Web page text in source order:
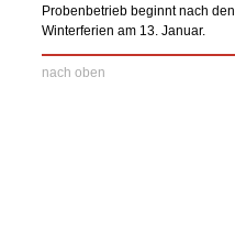
Probenbetrieb beginnt nach den
Winterferien am 13. Januar.
nach oben